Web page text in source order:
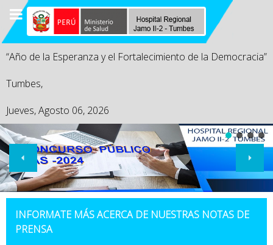
“Año de la Esperanza y el Fortalecimiento de la Democracia”
Tumbes,
Jueves, Agosto 06, 2026
INFORMATE MÁS ACERCA DE NUESTRAS NOTAS DE
PRENSA